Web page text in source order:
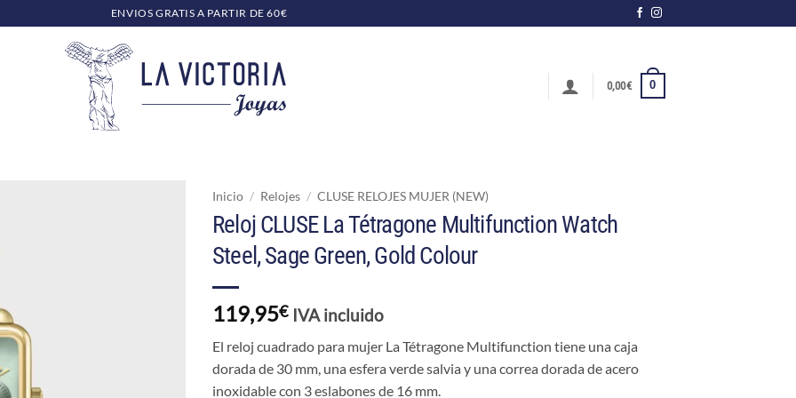
ENVIOS GRATIS A PARTIR DE 60€
0,00€ 0
Inicio / Relojes / CLUSE RELOJES MUJER (NEW)
Reloj CLUSE La Tétragone Multifunction Watch
Steel, Sage Green, Gold Colour
119,95€ IVA incluido
El reloj cuadrado para mujer La Tétragone Multifunction tiene una caja
dorada de 30 mm, una esfera verde salvia y una correa dorada de acero
inoxidable con 3 eslabones de 16 mm.